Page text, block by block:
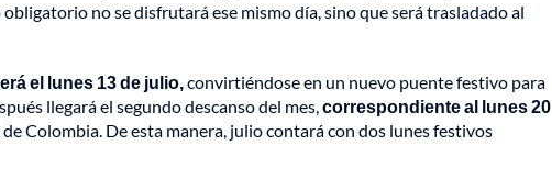
no se disfrutará ese mismo día, sino que será trasladado al
el lunes 13 de julio,convirtiéndose en un nuevo puente festivo para
llegará el segundo descanso del mes,correspondiente al lunes 20
Colombia. De esta manera, julio contará con dos lunes festivos